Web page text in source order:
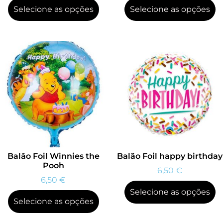
Selecione as opções Selecione as opções
Balão Foil Winnies the
Pooh
6,50 €
Selecione as opções
Balão Foil happy birthday
6,50 €
Selecione as opções